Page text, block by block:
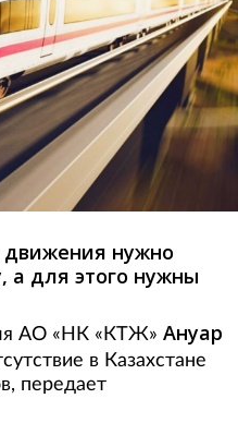
движения нужно
а для этого нужны
АО «НК «КТЖ» Ануар
в Казахстане
передает